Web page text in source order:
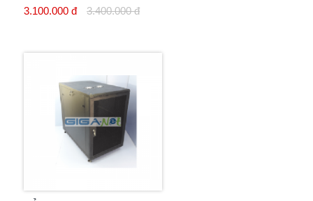
3.100.000 đ 3.400.000 đ